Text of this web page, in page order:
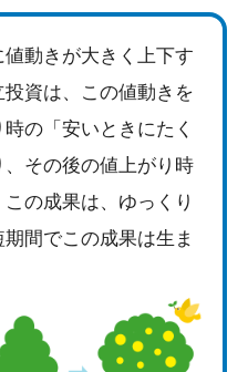
動きが大きく上下す
資は、この値動きを
の「安いときにたく
その後の値上がり時
の成果は、ゆっくり
間でこの成果は生ま